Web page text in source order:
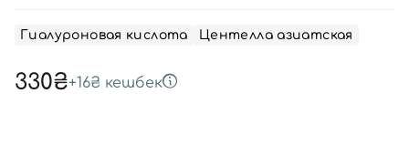
Гиалуроновая кислота Центелла азиатская
330₴+16₴ кешбек